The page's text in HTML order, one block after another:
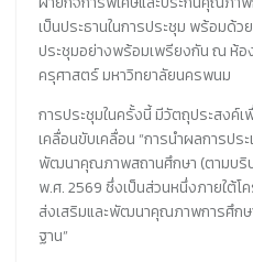
เป็นประธานในการประชุม พร้อมด้
ประชุมอย่างพร้อมเพรียงกัน ณ ห้
ครุศาสตร์ มหาวิทยาลัยนครพนม
การประชุมในครั้งนี้ มีวัตถุประสงค์
เคลื่อนขับเคลื่อน “การนำผลการป
พัฒนาคุณภาพสถานศึกษา (ตามบริ
พ.ศ. 2569 ซึ่งเป็นส่วนหนึ่งภายใต้โ
ส่งเสริมและพัฒนาคุณภาพการศึก
ฐาน”